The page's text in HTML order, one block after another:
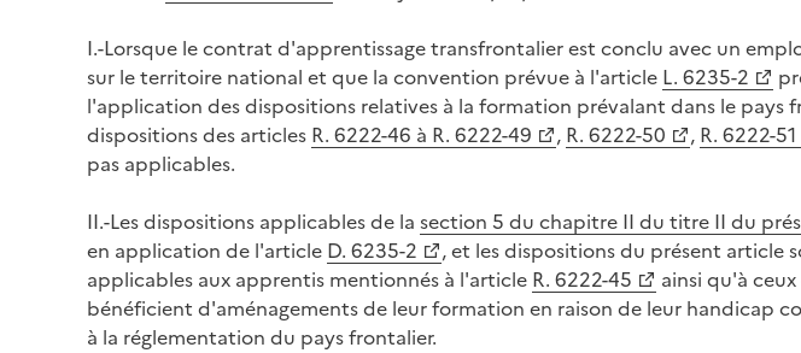
I.-Lorsque le contrat d'apprentissage transfrontalier est conclu avec un
sur le territoire national et que la convention prévue à l'article L. 6235-2
l'application des dispositions relatives à la formation prévalant dans le pays
dispositions des articles R. 6222-46 à R. 6222-49 , R. 6222-50 , R. 6222-51
pas applicables.
II.-Les dispositions applicables de la section 5 du chapitre II du titre II du
en application de l'article D. 6235-2
, et les dispositions du présent article
applicables aux apprentis mentionnés à l'article R. 6222-45
ainsi qu'à
bénéficient d'aménagements de leur formation en raison de leur handicap
à la réglementation du pays frontalier.